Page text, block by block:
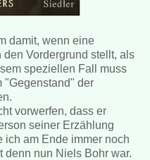
damit, wenn eine
Vordergrund stellt, als
speziellen Fall muss
"Gegenstand" der
vorwerfen, dass er
seiner Erzählung
ich am Ende immer noch
denn nun Niels Bohr war.